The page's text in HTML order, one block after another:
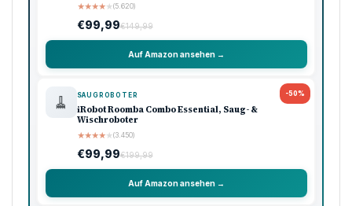
★★★★★(5.620)
€99,99€149,99
Auf Amazon ansehen →
-50%
🧹 SAUGROBOTER
iRobot Roomba Combo Essential, Saug- &
Wischroboter
★★★★★(3.450)
€99,99€199,99
Auf Amazon ansehen →